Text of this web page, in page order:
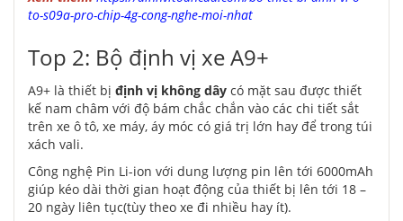
to-s09a-pro-chip-4g-cong-nghe-moi-nhat
Top 2: Bộ định vị xe A9+
A9+ là thiết bị định vị không dây có mặt sau được thiết
kế nam châm với độ bám chắc chắn vào các chi tiết sắt
trên xe ô tô, xe máy, áy móc có giá trị lớn hay để trong túi
xách vali.
Công nghệ Pin Li-ion với dung lượng pin lên tới 6000mAh
giúp kéo dài thời gian hoạt động của thiết bị lên tới 18 –
20 ngày liên tục(tùy theo xe đi nhiều hay ít).